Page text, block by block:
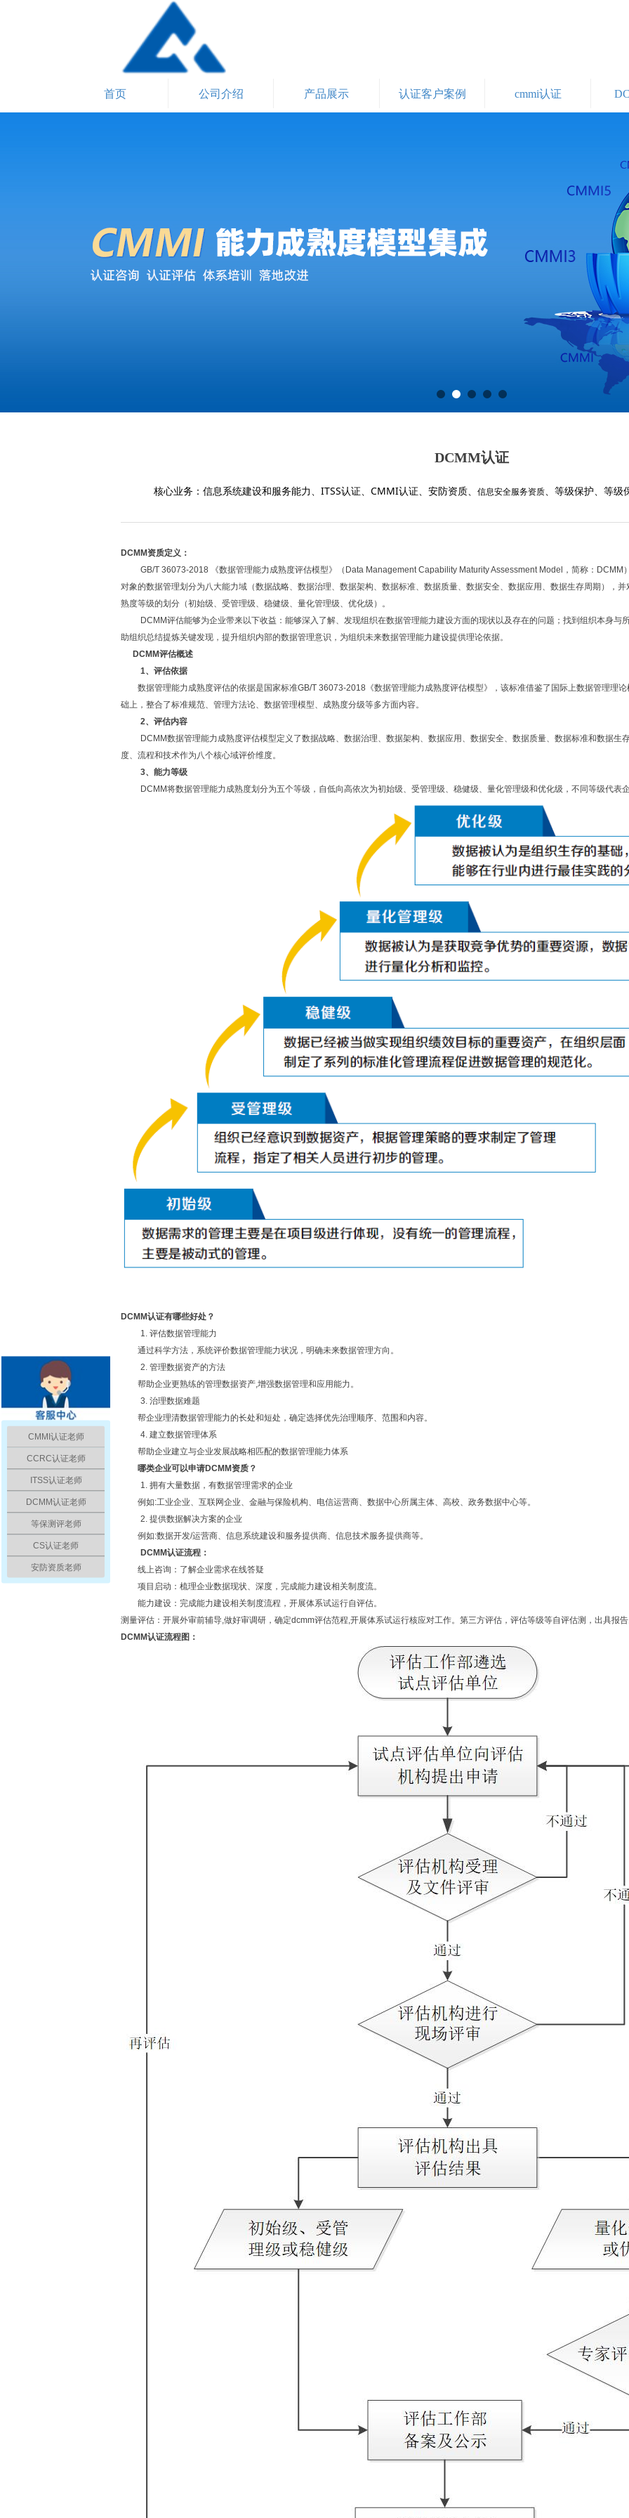
首页 公司介绍 产品展示 认证客户案例 cmmi认证
DCMM认证
DCMM 资质定义：
GB/T 36073-2018
《数据管理能力成熟度评估模型》（ Data Management Capability Maturity Assessment Model ，简称： DCMM
对象的数据管理划分为八大能力域（数据战略、数据治理、数据架构、数据标准、数据质量、数据安全、数据应用、数据生存周期），
熟度等级的划分（初始级、受管理级、稳健级、量化管理级、优化级）。
DCMM评估能够为企业带来以下收益：能够深入了解、发现组织在数据管理能力建设方面的现状以及存在的问题；找到组织本身与
助组织总结提炼关键发现，提升组织内部的数据管理意识，为组织未来数据管理能力建设提供理论依据。
DCMM评估概述
1、评估依据
数据管理能力成熟度评估的依据是国家标准GB/T 36073-2018 《数据管理能力成熟度评估模型》，该标准借鉴了国际上数据管理理
础上，整合了标准规范、管理方法论、数据管理模型、成熟度分级等多方面内容。
2、评估内容
DCMM数据管理能力成熟度评估模型定义了数据战略、数据治理、数据架构、数据应用、数据安全、数据质量、数据标准和数据生
度、流程和技术作为八个核心域评价维度。
3、能力等级
DCMM将数据管理能力成熟度划分为五个等级，自低向高依次为初始级、受管理级、稳健级、量化管理级和优化级，不同等级代表
DCMM认证有哪些好处？
1. 评估数据管理能力
通过科学方法，系统评价数据管理能力状况，明确未来数据管理方向。
2. 管理数据资产的方法
帮助企业更熟练的管理数据资产,增强数据管理和应用能力。
3. 治理数据难题
帮企业理清数据管理能力的长处和短处，确定选择优先治理顺序、范围和内容。
4. 建立数据管理体系
帮助企业建立与企业发展战略相匹配的数据管理能力体系
哪类企业可以申请DCMM 资质？
1. 拥有大量数据，有数据管理需求的企业
例如:工业企业、互联网企业、金融与保险机构、电信运营商、数据中心所属主体、高校、政务数据中心等。
2. 提供数据解决方案的企业
例如:数据开发/运营商、信息系统建设和服务提供商、信息技术服务提供商等。
DCMM认证流程：
线上咨询：了解企业需求在线答疑
项目启动：梳理企业数据现状、深度，完成能力建设相关制度流。
能力建设：完成能力建设相关制度流程，开展体系试运行自评估。
测量评估：开展外审前辅导,做好审调研，确定dcmm评估范程,开展体系试运行核应对工作。第三方评估，评估等级等自评估测，出具报告
DCMM认证流程图：
核心业务：信息系统建设和服务能力、ITSS认证、CMMI认证、安防资质、 信息安全服务资质、等级保护、等级
CMMI认证老师
CCRC认证老师
ITSS认证老师
DCMM认证老师
等保测评老师
CS认证老师
安防资质老师